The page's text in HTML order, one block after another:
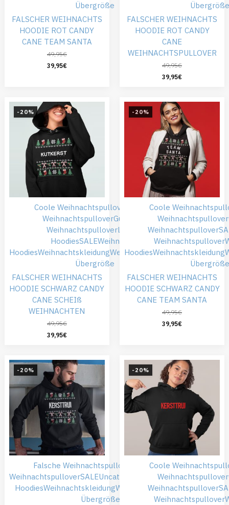
Übergröße
FALSCHER WEIHNACHTS
HOODIE ROT CANDY
CANE TEAM SANTA
49,95€
39,95€
FALSCHER WEIHNACHTS
HOODIE ROT CANDY
CANE
WEIHNACHTSPULLOVER
49,95€
39,95€
-20%
Coole Weihnachtspullover
Falsche
WeihnachtspulloverGünstiger
WeihnachtspulloverLustige
HoodiesSALEWeihnachts
HoodiesWeihnachtskleidungWeihnachtspullover
Übergröße
FALSCHER WEIHNACHTS
HOODIE SCHWARZ CANDY
CANE SCHEIß
WEIHNACHTEN
49,95€
39,95€
-20%
Coole
Weihnachtspullover
Weihnachtspullover
Weihnachtspullover
HoodiesWeihnachtskleidung
FALSCHER WEIHNACHTS
HOODIE SCHWARZ CANDY
CANE TEAM SANTA
49,95€
39,95€
-20%
Falsche Weihnachtspullover
Günstiger
WeihnachtspulloverSALEUncategorized
Weihnachts
HoodiesWeihnachtskleidungWeihnachtspullover
Übergröße
-20%
Coole
Weihnachtspullover
Weihnachtspullover
Weihnachtspullover